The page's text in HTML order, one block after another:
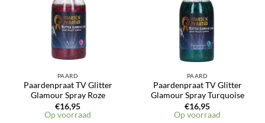
PAARD
Paardenpraat TV Glitter
Glamour Spray Roze
€16,95
Op voorraad
PAARD
Paardenpraat TV Glitter
Glamour Spray Turquoise
€16,95
Op voorraad